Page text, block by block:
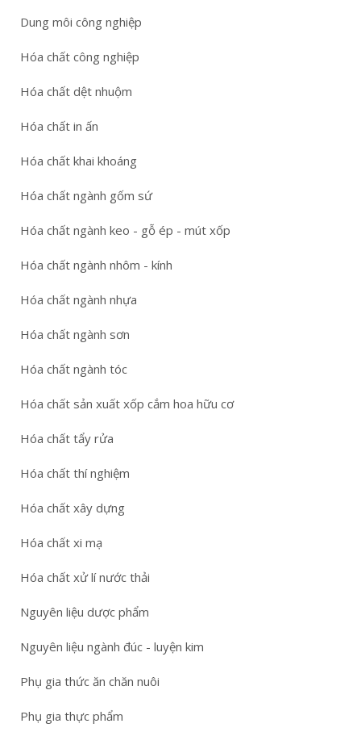
Dung môi công nghiệp
Hóa chất công nghiệp
Hóa chất dệt nhuộm
Hóa chất in ấn
Hóa chất khai khoáng
Hóa chất ngành gốm sứ
Hóa chất ngành keo - gỗ ép - mút xốp
Hóa chất ngành nhôm - kính
Hóa chất ngành nhựa
Hóa chất ngành sơn
Hóa chất ngành tóc
Hóa chất sản xuất xốp cắm hoa hữu cơ
Hóa chất tẩy rửa
Hóa chất thí nghiệm
Hóa chất xây dựng
Hóa chất xi mạ
Hóa chất xử lí nước thải
Nguyên liệu dược phẩm
Nguyên liệu ngành đúc - luyện kim
Phụ gia thức ăn chăn nuôi
Phụ gia thực phẩm